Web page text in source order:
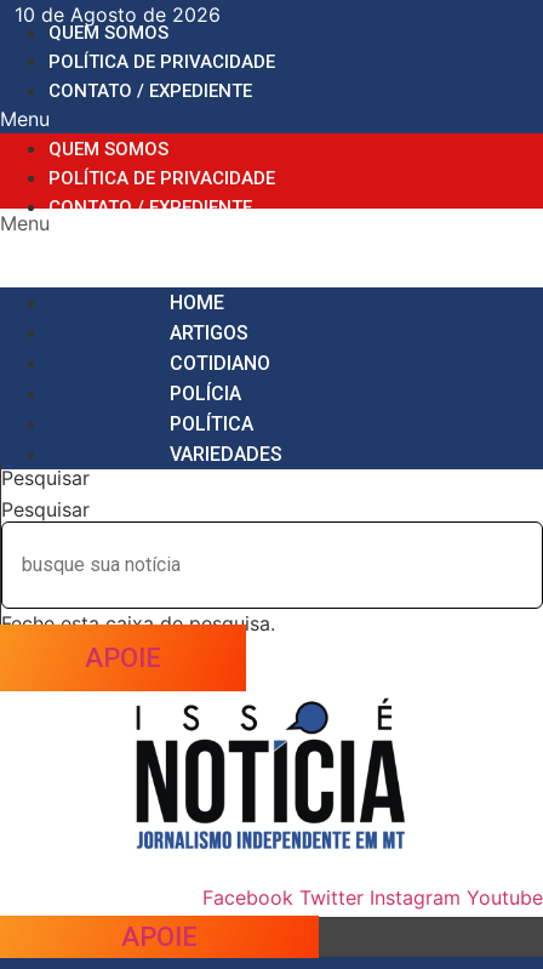
para
conteúdo
10 de Agosto de 2026
QUEM SOMOS
POLÍTICA DE PRIVACIDADE
CONTATO / EXPEDIENTE
Menu
QUEM SOMOS
POLÍTICA DE PRIVACIDADE
CONTATO / EXPEDIENTE
Menu
HOME
ARTIGOS
COTIDIANO
POLÍCIA
POLÍTICA
VARIEDADES
Pesquisar
Pesquisar
Feche esta caixa de pesquisa.
APOIE
Facebook Twitter Instagram Youtube
APOIE